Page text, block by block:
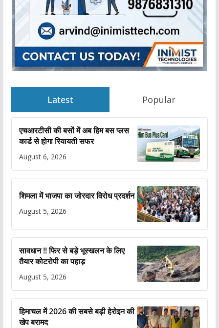
Latest Popular
एचआरटीसी की बसों में अब हिम बस प्लस
कार्ड से होगा रियायती सफर
August 6, 2026
शिमला में भाजपा का जोरदार विरोध प्रदर्शन
August 5, 2026
सावधान !! फिर से बड़े भूस्खलन के लिए
तैयार कोटरोपी का पहाड़
August 5, 2026
हिमाचल में 2026 की सबसे बड़ी हेरोइन की
खेप बरामद